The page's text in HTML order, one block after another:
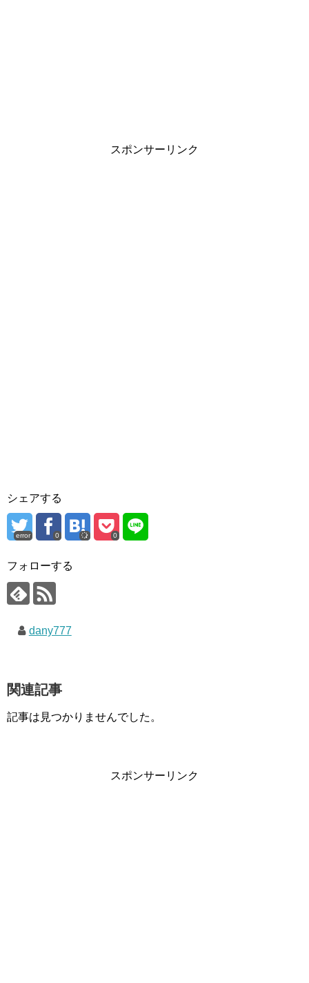
スポンサーリンク
シェアする
error 0 0
フォローする
dany777
関連記事
記事は見つかりませんでした。
スポンサーリンク